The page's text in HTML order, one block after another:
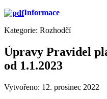
Informace
Kategorie: Rozhodčí
Úpravy Pravidel
od 1.1.2023
Vytvořeno: 12. prosinec 2022